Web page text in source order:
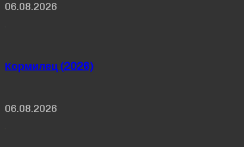
06.08.2026
Кормилец (2026)
06.08.2026